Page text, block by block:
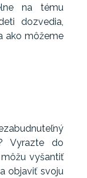
na tému
dozvedia,
ako môžeme
Vyrazte do
vyšantiť
objaviť svoju